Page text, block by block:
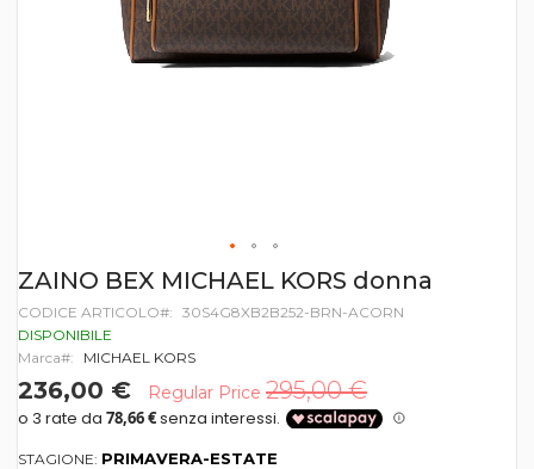
Vai
all'inizio
della
galleria
di
ZAINO BEX MICHAEL KORS donna
CODICE ARTICOLO
30S4G8XB2B252-BRN-ACORN
DISPONIBILE
Marca
MICHAEL KORS
236,00 € Regular Price 295,00 €
STAGIONE: PRIMAVERA-ESTATE